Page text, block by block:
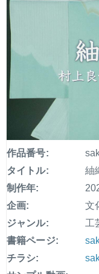
作品番号:
タイトル:
紬
制作年:
企画:
文
ジャンル:
工
書籍ページ:
チラシ: